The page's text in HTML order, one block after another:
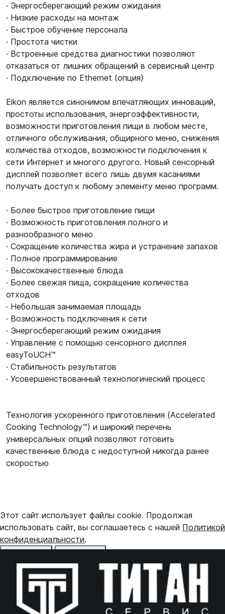
· Энергосберегающий режим ожидания
· Низкие расходы на монтаж
· Быстрое обучение персонала
· Простота чистки
· Встроенные средства диагностики позволяют
отказаться от лишних обращений в сервисный центр
· Подключение по Ethernet (опция)
Eikon является синонимом впечатляющих инноваций,
простоты использования, энергоэффективности,
возможности приготовления пищи в любом месте,
отличного обслуживания, общирного меню, снижения
количества отходов, возможности подключения к
сети Интернет и многого другого. Новый сенсорный
дисплей позволяет всего лишь двумя касаниями
получать доступ к любому элементу меню программ.
· Более быстрое приготовление пищи
· Возможность приготовления полного и
разнообразного меню
· Сокращение количества жира и устранение запахов
· Полное программирование
· Высококачественные блюда
· Более свежая пища, сокращение количества
отходов
· Небольшая занимаемая площадь
· Возможность подключения к сети
· Энергосберегающий режим ожидания
· Управление с помощью сенсорного дисплея
easyToUCH™
· Стабильность результатов
· Усовершенствованный технологический процесс
Технология ускоренного приготовления (Accelerated
Cooking Technology™) и широкий перечень
универсальных опций позволяют готовить
качественные блюда с недоступной никогда ранее
скоростью
Этот сайт использует файлы cookie. Продолжая
использовать сайт, вы соглашаетесь с нашей Политикой
конфиденциальности.
Online чат